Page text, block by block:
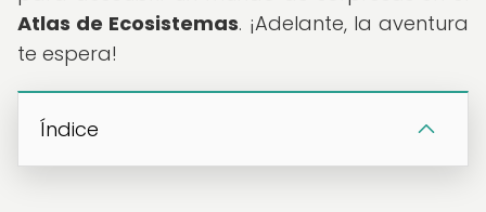
Atlas de Ecosistemas. ¡Adelante, la aventura
te espera!
Índice